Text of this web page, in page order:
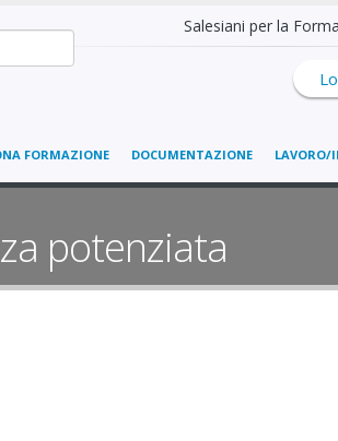
Salesiani per la
FORMAZIONE DOCUMENTAZIONE LAVORO/
potenziata